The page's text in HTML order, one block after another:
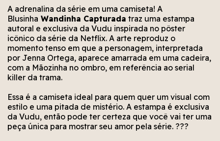
escrito?
alguns segundos.
novamente em alguns segundos.
A adrenalina da série em uma camiseta! A
Blusinha Wandinha Capturada traz uma estampa
autoral e exclusiva da Vudu inspirada no pôster
icônico da série da Netflix. A arte reproduz o
momento tenso em que a personagem, interpretada
por Jenna Ortega, aparece amarrada em uma cadeira,
com a Mãozinha no ombro, em referência ao serial
killer da trama.
Essa é a camiseta ideal para quem quer um visual com
estilo e uma pitada de mistério. A estampa é exclusiva
da Vudu, então pode ter certeza que você vai ter uma
peça única para mostrar seu amor pela série. ???